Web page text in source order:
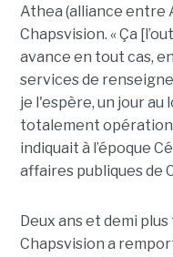
Athea (alliance entre
Chapsvision. « Ça
avance en tout cas,
services de
je l'espère, un jour au
totalement
indiquait à l’époque
affaires publiques de
Deux ans et demi
Chapsvision a